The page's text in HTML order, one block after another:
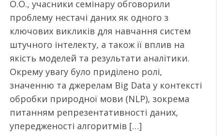
О.О., учасники семінару обговорили
проблему нестачі даних як одного з
ключових викликів для навчання систем
штучного інтелекту, а також її вплив на
якість моделей та результати аналітики.
Окрему увагу було приділено ролі,
значенню та джерелам Big Data у контексті
обробки природної мови (NLP), зокрема
питанням репрезентативності даних,
упередженості алгоритмів […]